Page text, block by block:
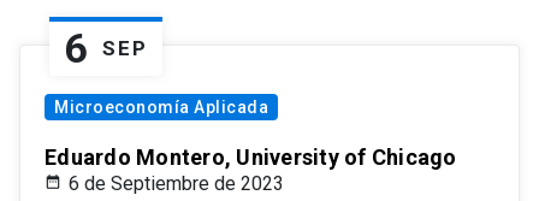
6 SEP
Microeconomía Aplicada
Eduardo Montero, University of Chicago
6 de Septiembre de 2023